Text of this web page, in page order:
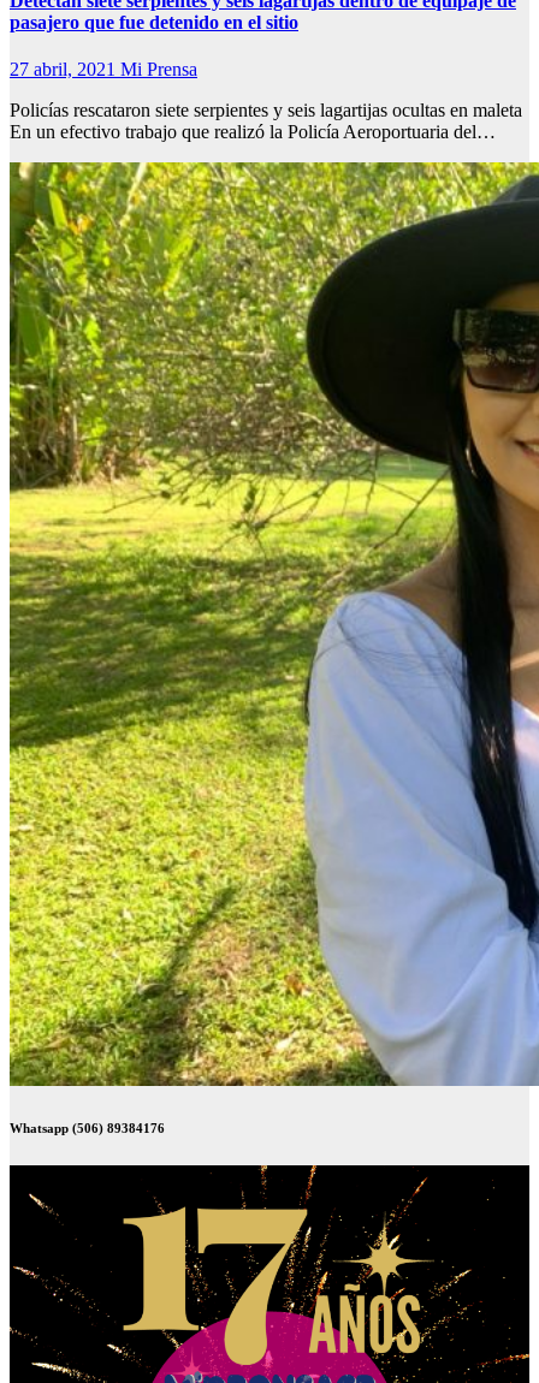
pasajero que fue detenido en el sitio
27 abril, 2021 Mi Prensa
Policías rescataron siete serpientes y seis lagartijas ocultas en maleta
En un efectivo trabajo que realizó la Policía Aeroportuaria del…
Whatsapp (506) 89384176